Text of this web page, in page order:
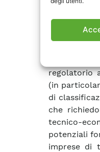
tengano
dati
In seguito
regolatorio
(in
di
che
tecnico-
potenziali
imprese di